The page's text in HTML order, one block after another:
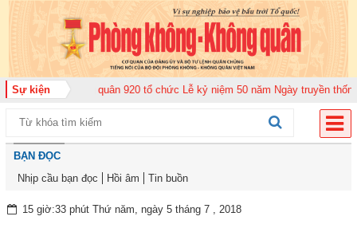
Sự kiện
đoàn Không quân 920 tổ chức Lễ kỷ niệm 50 năm Ngày truyền thống
BẠN ĐỌC
Nhịp cầu bạn đọc
Hồi âm Tin buồn
15 giờ:33 phút Thứ năm, ngày 5 tháng 7 , 2018